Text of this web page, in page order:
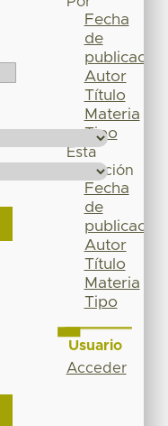
Fecha
de
publicación
Autor
Título
Materia
Tipo
Esta
colección
Fecha
de
publicación
Autor
Título
Materia
Tipo
Usuario
Acceder